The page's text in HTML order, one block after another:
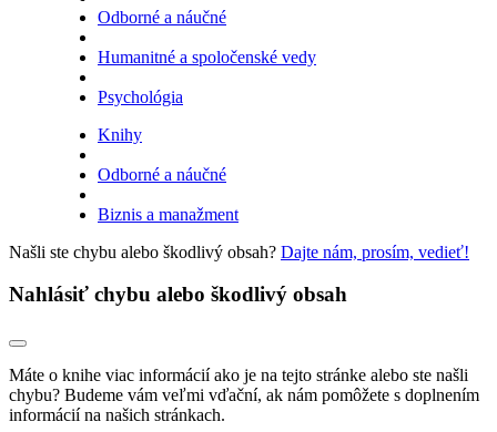
Odborné a náučné
Humanitné a spoločenské vedy
Psychológia
Knihy
Odborné a náučné
Biznis a manažment
Našli ste chybu alebo škodlivý obsah? Dajte nám, prosím, vedieť!
Nahlásiť chybu alebo škodlivý obsah
Máte o knihe viac informácií ako je na tejto stránke alebo ste našli
chybu? Budeme vám veľmi vďační, ak nám pomôžete s doplnením
informácií na našich stránkach.